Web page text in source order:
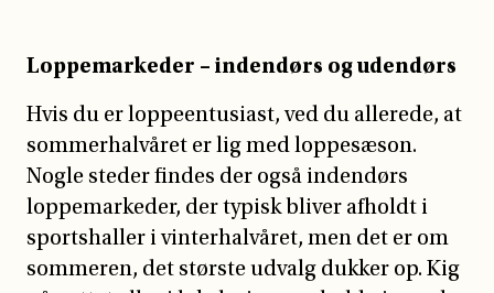
Loppemarkeder – indendørs og udendørs
Hvis du er loppeentusiast, ved du allerede, at
sommerhalvåret er lig med loppesæson.
Nogle steder findes der også indendørs
loppemarkeder, der typisk bliver afholdt i
sportshaller i vinterhalvåret, men det er om
sommeren, det største udvalg dukker op. Kig